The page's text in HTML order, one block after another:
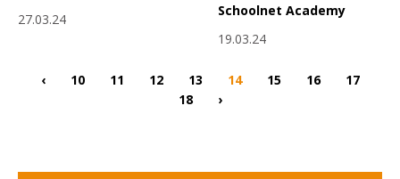
27.03.24
Schoolnet Academy
19.03.24
‹ 10 11 12 13 14 15 16
17
18
›